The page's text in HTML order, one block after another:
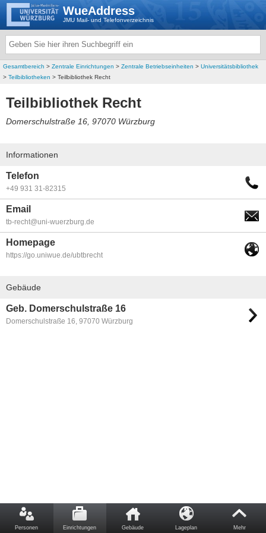
WueAddress
JMU Mail- und Telefonverzeichnis
Gesamtbereich > Zentrale Einrichtungen > Zentrale Betriebseinheiten > Universitätsbibliothek
> Teilbibliotheken > Teilbibliothek Recht
Teilbibliothek Recht
Domerschulstraße 16, 97070 Würzburg
Informationen
Telefon
+49 931 31-82315
Email
tb-recht@uni-wuerzburg.de
Homepage
https://go.uniwue.de/ubtbrecht
Gebäude
Geb. Domerschulstraße 16
Domerschulstraße 16, 97070 Würzburg
Personen Einrichtungen Gebäude Lageplan Mehr